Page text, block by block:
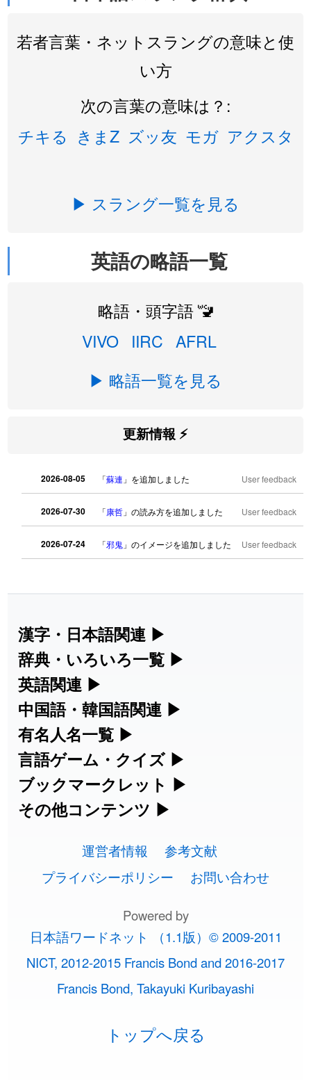
若者言葉・ネットスラングの意味と使
い方
次の言葉の意味は？:
チキる きまZ ズッ友 モガ アクスタ
▶ スラング一覧を見る
英語の略語一覧
略語・頭字語 🚾
VIVO IIRC AFRL
▶ 略語一覧を見る
更新情報 ⚡
2026-08-05 「蘇連 」を追加しました User feedback
2026-07-30 「康哲 」の読み方を追加しました User feedback
2026-07-24 「邪鬼 」のイメージを追加しました User feedback
2026-07-24 「誤算」のイメージを追加しました
2026-07-24
2026-07-24 「睦」のイメージを追加しました
2026-07-24 「利他」のイメージを追加しました
2026-07-24 「性」のイメージを追加しました
2026-07-24 「 」のイメージを追加しました User feedback
2026-07-24 「専従 」のイメージを追加しました User feedback
2026-07-24 「閉館 」のイメージを追加しました User feedback
凋」のイメージを追加しました
漢字・日本語関連 ▶
漢字の読み方検索、手書き入力、書き順
練習など、日本語学習に役立つツールを
集めています。
人名漢字辞典 - 読み方検索
手書き漢字入力
漢字の書き方・書き順 書き取り練習
ひらがなの書き方・書き順
カタカナの書き方・書き順
スラングの意味・語源・例文・英語・
類語・反対語辞書
日本語の言葉比較
辞典・いろいろ一覧 ▶
部首・画数別の漢字一覧、熟語辞典、地
名・駅名検索など、各種リファレンスツ
ールです。
部首画数別漢字一覧
常用漢字一覧
画数別なまえ漢字一覧
名前イメージイラスト一覧
イメージ・印象から漢字や熟語を探す
画数別名前・地名一覧
○○から始まる、○○で終わる言葉一覧
英語関連 ▶
カタカナ語・略語の意味検索、発音記
号、リスニング練習など英語学習ツール
です。
カタカナ語の意味・発音・類語辞典
英語の発音記号一覧
英単語リスニングテスト
英語の意味・発音の違い
略語の正式名称・意味・発音辞典
グ練習
中国語・韓国語関連 ▶
中国語のピンイン変換、韓国語の手書き
入力など、アジア言語学習ツールです。
手書き中国語入力 変換ツール
韓国語手書き入力
外国語翻訳ツール
有名人名一覧 ▶
海外セレブやスポーツ選手の名前の読み
方・発音を確認できます。
海外有名人の苗字・名前一覧と発音
プレミアリーグ選手名一覧
WEリーグ選手名一覧
東京オリンピック選手名一覧
東京パラリンピック選手名一覧
似ている有名人の名前検索
言語ゲーム・クイズ ▶
四字熟語パズルや漢字クイズなど、楽し
みながら学べるゲームです。
有名人名前読みクイズ（毎日更新）
四字熟語デイリー穴埋めクイズ（毎日
更新）
四字熟語パズルゲーム
漢字モンスターシューティング
ブックマークレット ▶
ブラウザに登録して、どのサイトからで
す。
漢字読み方検索ブックマークレット
英語・カタカナ語意味検索ブックマー
クレット
特殊文字・記号検索ブックマークレッ
その他コンテンツ ▶
その他の便利ツールです。
絵文字の意味と使い方
トレンドワード・イメージギャラリ
ー
手書き記号入力
特殊記号の読み方と意味
運営者情報
参考文献
プライバシーポリシー
お問い合わせ
Powered by
日本語ワードネット （1.1版）© 2009-2011
NICT, 2012-2015 Francis Bond and 2016-2017
Francis Bond, Takayuki Kuribayashi
トップへ戻る